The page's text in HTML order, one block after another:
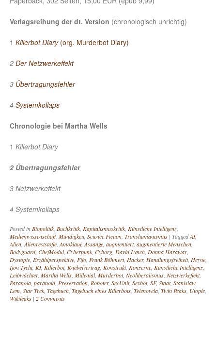
Verlagsreihung der dt. Version (chronologisch unrichtig)
1 Killerbot Diary(org. Murderbot Diary)
2 Der Netzwerkeffekt
3 Übertragungsfehler
4 Systemkollaps
Chronologie bei Martha Wells
1 Killerbot Diary
2 Übertragungsfehler
3 Netzwerkeffekt
4 Systemkollaps
Posted inBiopolitik, Buchkritik, Kapitalismuskritik, Künstliche Intelligenz,
Medienwissenschaft, Mündigkeit, Science Fiction, Transhumanismus | TaggedAI,
Alien,Alienreststoffe,Amoklauf,Assange, augmentiert, augmentierte Menschen,
Bodyguard, ChefModul, Cyberpunk, Cyborg, David Lynch, Donna Haraway,
Dystopie, Erzählperspektive, Fifo, Frank Böhmert, Hacker, Handlungsfreiheit, Heyne,
Ijon Tychi, KI, Killerbot, Knebelvertrag, Konstrukt, Konzerne, Künstliche Intelligenz,
Leibwächter, Martha Wells, Millenial, Murderbot, Neoliberalismus, Netzwerkeffekt,
Paranoia, paranoid, Preservation, Roboter, SecUnit, Sexbot, SF, Staat, Stanislaw
Lem, Star Trek, Tagebuch, Tagebuch eines Killerbots, Telenovela, Twin Peaks, Utopie,
Wikileaks | 2 Comments